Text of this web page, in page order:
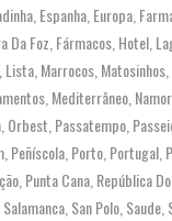
Espanha Europa
Da Foz Fármacos Hotel
Lista Marrocos Matosinhos
Mediterrâneo
Orbest Passatempo
Peñíscola Porto Portugal
Punta Cana República
Salamanca San Polo Saude